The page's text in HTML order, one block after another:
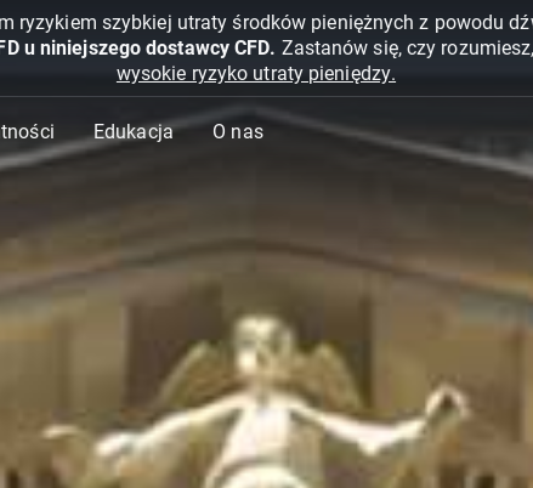
ryzykiem szybkiej utraty środków pieniężnych z powodu
u niniejszego dostawcy CFD. Zastanów się, czy rozumiesz,
wysokie ryzyko utraty pieniędzy.
Edukacja O nas